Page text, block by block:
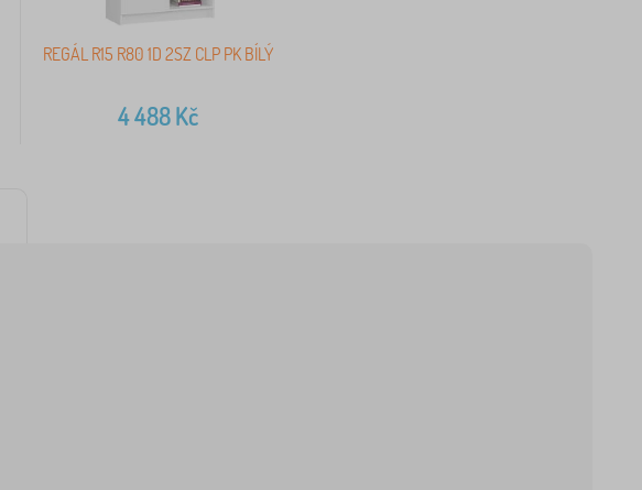
REGÁL R15 R80 1D 2SZ CLP PK BÍLÝ
4 488Kč